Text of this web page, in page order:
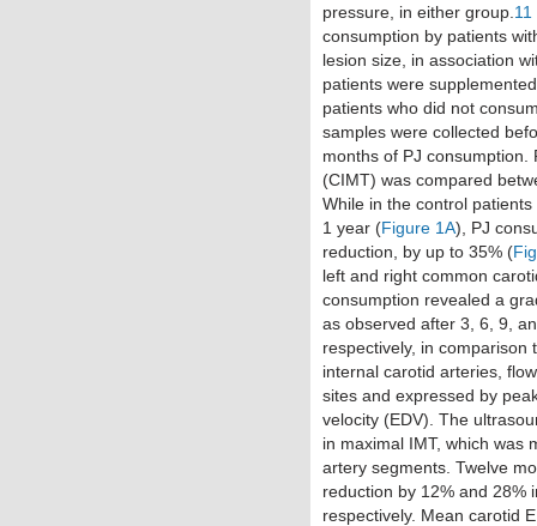
pressure, in either group. 11
consumption by patients
lesion size, in association
patients were
patients who did not
samples were collected
months of PJ consumption.
(CIMT) was compared
While in the control
1 year (Figure 1A), PJ
reduction, by up to 35% (
left and right common
consumption revealed a
as observed after 3, 6, 9,
respectively, in comparison
internal carotid arteries,
sites and expressed by
velocity (EDV). The
in maximal IMT, which was
artery segments. Twelve
reduction by 12% and 28%
respectively. Mean carotid